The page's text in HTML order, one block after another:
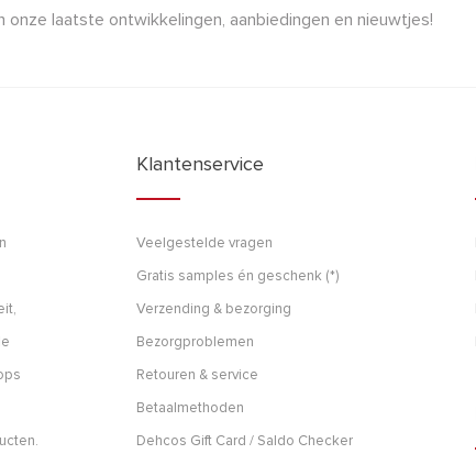
onze laatste ontwikkelingen, aanbiedingen en nieuwtjes!
Klantenservice
Veelgestelde vragen
Gratis samples én geschenk (*)
Verzending & bezorging
Bezorgproblemen
Retouren & service
Betaalmethoden
Dehcos Gift Card / Saldo Checker